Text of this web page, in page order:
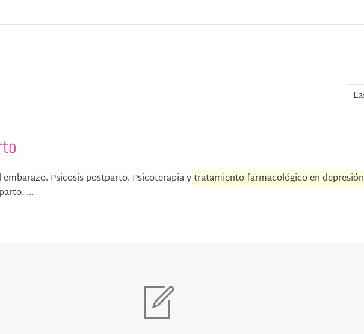
Psicosis postparto. Psicoterapia ytratamiento farmacológico en depresión
...